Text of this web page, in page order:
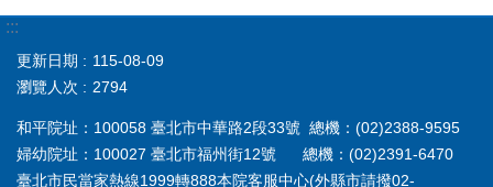
:::
更新日期
115-08-09
瀏覽人次
2794
和平院址：100058 臺北市中華路2段33號 總機：(02)2388-9595
婦幼院址：100027 臺北市福州街12號 總機：(02)2391-6470
臺北市民當家熱線1999轉888本院客服中心(外縣市請撥02-